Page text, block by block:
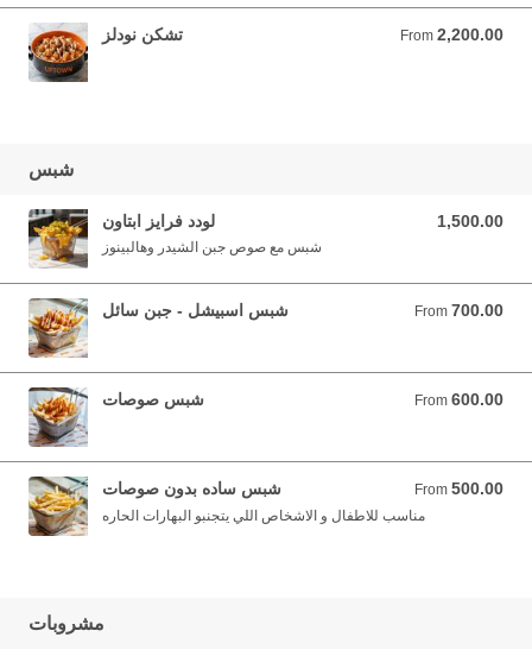
تشكن نودلز From 2,200.00
From 2,200.00 YER
شبس
لودد فرايز ابتاون 1,500.00
1,500.00 YER
شبس مع صوص جبن الشيدر وهالبينوز
شبس اسبيشل - جبن سائل From 700.00
From 700.00 YER
شبس صوصات From 600.00
From 600.00 YER
شبس ساده بدون صوصات From 500.00
From 500.00 YER
مناسب للاطفال و الاشخاص اللي يتجنبو البهارات الحاره
مشروبات